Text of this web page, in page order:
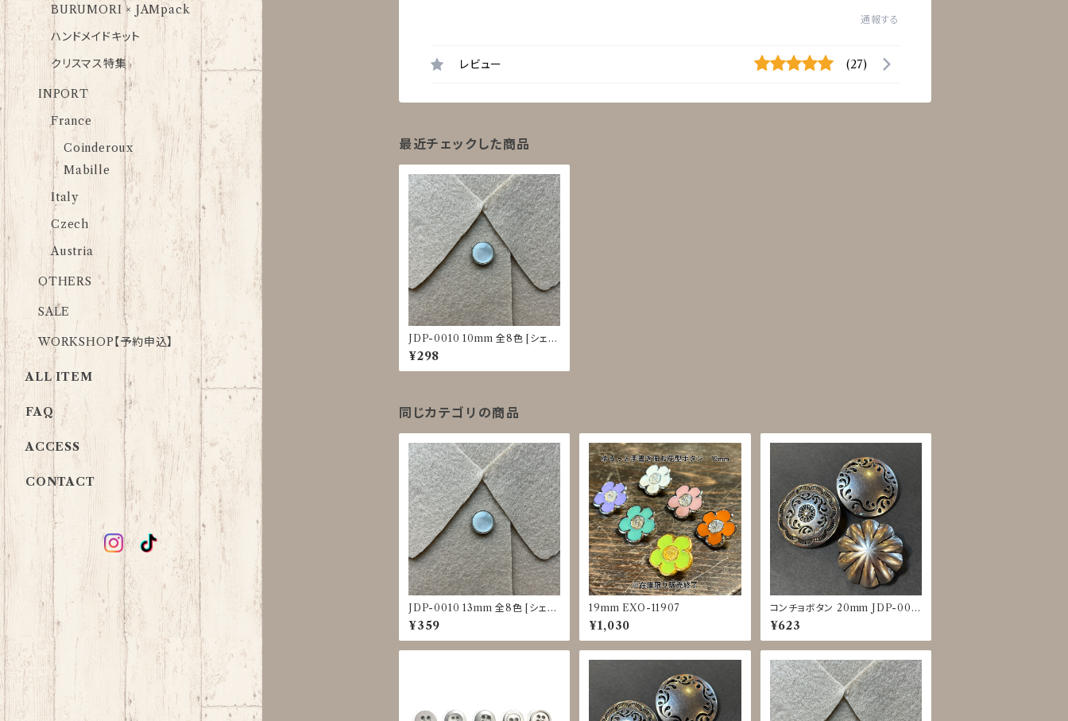
通報する
レビュー (27)
最近チェックした商品
JDP-0010 10mm 全8色 [シェル
調][裏足ボタン][ブラウス]
¥298
同じカテゴリの商品
JDP-0010 13mm 全8色 [シェル
調][裏足ボタン][ブラウス]
¥359
19mm EXO-11907
¥1,030
コンチョボタン 20mm JDP-001
6
¥623
BURUMORI × JAMpack
ハンドメイドキット
クリスマス特集
INPORT
France
Coinderoux
Mabille
Italy
Czech
Austria
OTHERS
SALE
WORKSHOP【予約申込】
ALL ITEM
FAQ
ACCESS
CONTACT